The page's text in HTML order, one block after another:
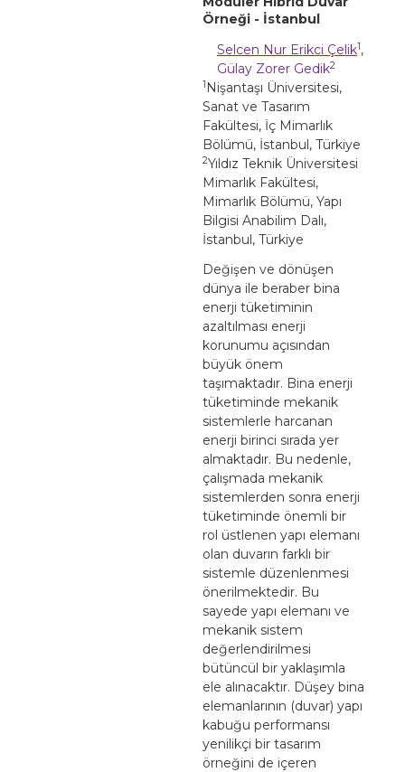
Örneği - İstanbul
Selcen Nur Erikci Çelik1,
Gülay Zorer Gedik2
1 Nişantaşı Üniversitesi,
Sanat ve Tasarım
Fakültesi, İç Mimarlık
Bölümü, İstanbul, Türkiye
2Yıldız Teknik Üniversitesi
Mimarlık Fakültesi,
Mimarlık Bölümü, Yapı
Bilgisi Anabilim Dalı,
İstanbul, Türkiye
Değişen ve dönüşen
dünya ile beraber bina
enerji tüketiminin
azaltılması enerji
korunumu açısından
büyük önem
taşımaktadır. Bina enerji
tüketiminde mekanik
sistemlerle harcanan
enerji birinci sırada yer
almaktadır. Bu nedenle,
çalışmada mekanik
sistemlerden sonra enerji
tüketiminde önemli bir
rol üstlenen yapı elemanı
olan duvarın farklı bir
sistemle düzenlenmesi
önerilmektedir. Bu
sayede yapı elemanı ve
mekanik sistem
değerlendirilmesi
bütüncül bir yaklaşımla
ele alınacaktır. Düşey bina
elemanlarının (duvar) yapı
kabuğu performansı
yenilikçi bir tasarım
örneğini de içeren